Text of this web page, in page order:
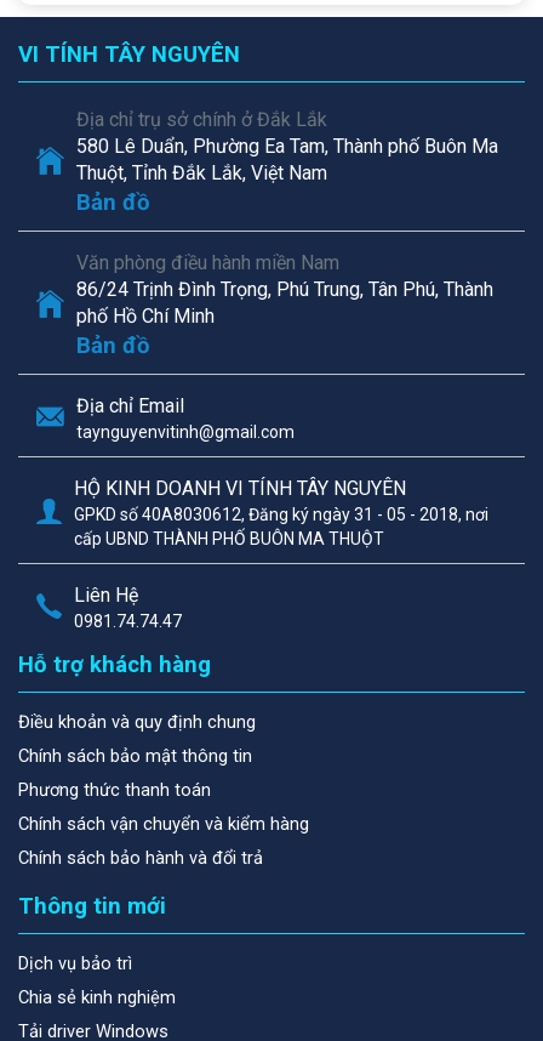
VI TÍNH TÂY NGUYÊN
Địa chỉ trụ sở chính ở Đắk Lắk
580 Lê Duẩn, Phường Ea Tam, Thành phố Buôn Ma
Thuột, Tỉnh Đắk Lắk, Việt Nam
Bản đồ
Văn phòng điều hành miền Nam
86/24 Trịnh Đình Trọng, Phú Trung, Tân Phú, Thành
phố Hồ Chí Minh
Bản đồ
Địa chỉ Email
taynguyenvitinh@gmail.com
HỘ KINH DOANH VI TÍNH TÂY NGUYÊN
GPKD số 40A8030612, Đăng ký ngày 31 - 05 - 2018, nơi
cấp UBND THÀNH PHỐ BUÔN MA THUỘT
Liên Hệ
0981.74.74.47
Hỗ trợ khách hàng
Điều khoản và quy định chung
Chính sách bảo mật thông tin
Phương thức thanh toán
Chính sách vận chuyển và kiểm hàng
Chính sách bảo hành và đổi trả
Thông tin mới
Dịch vụ bảo trì
Chia sẻ kinh nghiệm
Tải driver Windows